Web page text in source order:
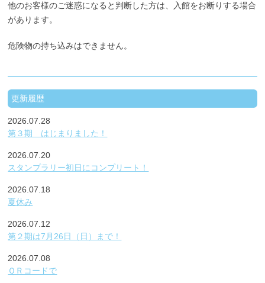
他のお客様のご迷惑になると判断した方は、入館をお断りする場合
があります。
危険物の持ち込みはできません。
更新履歴
2026.07.28
第３期 はじまりました！
2026.07.20
スタンプラリー初日にコンプリート！
2026.07.18
夏休み
2026.07.12
第２期は7月26日（日）まで！
2026.07.08
ＱＲコードで